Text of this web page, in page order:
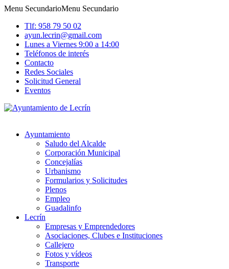
Menu SecundarioMenu Secundario
Tlf: 958 79 50 02
ayun.lecrin@gmail.com
Lunes a Viernes 9:00 a 14:00
Teléfonos de interés
Contacto
Redes Sociales
Solicitud General
Eventos
Ayuntamiento
Saludo del Alcalde
Corporación Municipal
Concejalías
Urbanismo
Formularios y Solicitudes
Plenos
Empleo
Guadalinfo
Lecrín
Empresas y Emprendedores
Asociaciones, Clubes e Instituciones
Callejero
Fotos y vídeos
Transporte